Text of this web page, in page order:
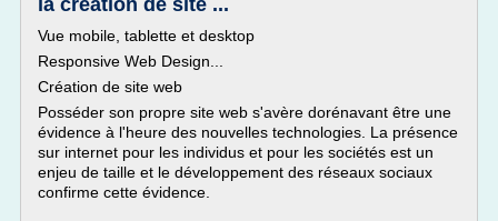
la création de site ...
Vue mobile, tablette et desktop
Responsive Web Design...
Création de site web
Posséder son propre site web s'avère dorénavant être une
évidence à l'heure des nouvelles technologies. La présence
sur internet pour les individus et pour les sociétés est un
enjeu de taille et le développement des réseaux sociaux
confirme cette évidence.